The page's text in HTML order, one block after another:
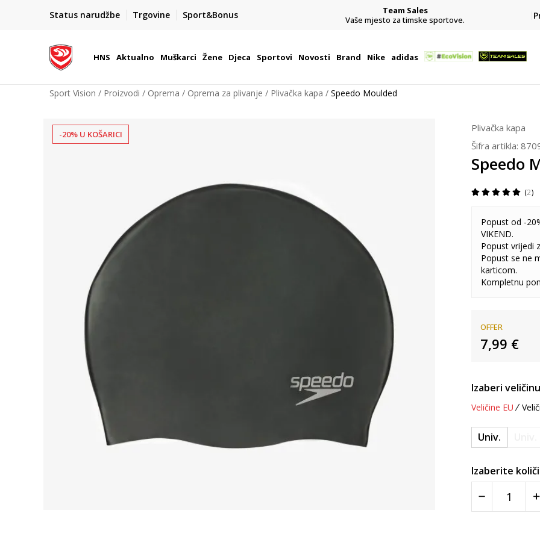
Status narudžbe Trgovine Sport&Bonus
BOX NOW
Dostava 1,50 €
| Više od 800 paketomata u Hrvatskoj
Team Sales
Vaše mjesto za timske sportove.
HNS Aktualno Muškarci Žene Djeca Sportovi Novosti Brand Nike adidas
Sport Vision Proizvodi Oprema Oprema za plivanje Plivačka kapa Speedo Moulded
-20% U KOŠARICI
Plivačka kapa
Šifra artikla:
Speedo
2
Popust od -
VIKEND.
Popust vrijedi
Popust se ne
karticom.
Kompletnu
OFFER
7,99 €
Izaberi
Veličine EU
Univ.
Izaberite